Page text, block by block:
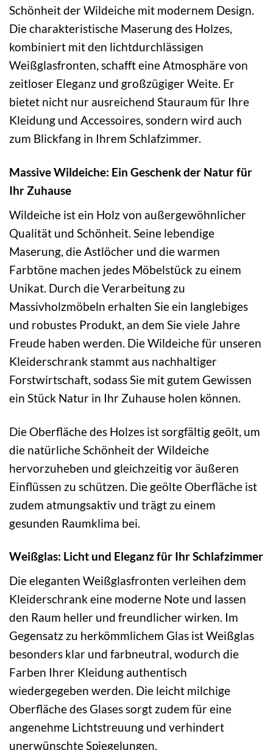
Schönheit der Wildeiche mit modernem Design.
Die charakteristische Maserung des Holzes,
kombiniert mit den lichtdurchlässigen
Weißglasfronten, schafft eine Atmosphäre von
zeitloser Eleganz und großzügiger Weite. Er
bietet nicht nur ausreichend Stauraum für Ihre
Kleidung und Accessoires, sondern wird auch
zum Blickfang in Ihrem Schlafzimmer.
Massive Wildeiche: Ein Geschenk der Natur für
Ihr Zuhause
Wildeiche ist ein Holz von außergewöhnlicher
Qualität und Schönheit. Seine lebendige
Maserung, die Astlöcher und die warmen
Farbtöne machen jedes Möbelstück zu einem
Unikat. Durch die Verarbeitung zu
Massivholzmöbeln erhalten Sie ein langlebiges
und robustes Produkt, an dem Sie viele Jahre
Freude haben werden. Die Wildeiche für unseren
Kleiderschrank stammt aus nachhaltiger
Forstwirtschaft, sodass Sie mit gutem Gewissen
ein Stück Natur in Ihr Zuhause holen können.
Die Oberfläche des Holzes ist sorgfältig geölt, um
die natürliche Schönheit der Wildeiche
hervorzuheben und gleichzeitig vor äußeren
Einflüssen zu schützen. Die geölte Oberfläche ist
zudem atmungsaktiv und trägt zu einem
gesunden Raumklima bei.
Weißglas: Licht und Eleganz für Ihr Schlafzimmer
Die eleganten Weißglasfronten verleihen dem
Kleiderschrank eine moderne Note und lassen
den Raum heller und freundlicher wirken. Im
Gegensatz zu herkömmlichem Glas ist Weißglas
besonders klar und farbneutral, wodurch die
Farben Ihrer Kleidung authentisch
wiedergegeben werden. Die leicht milchige
Oberfläche des Glases sorgt zudem für eine
angenehme Lichtstreuung und verhindert
unerwünschte Spiegelungen.